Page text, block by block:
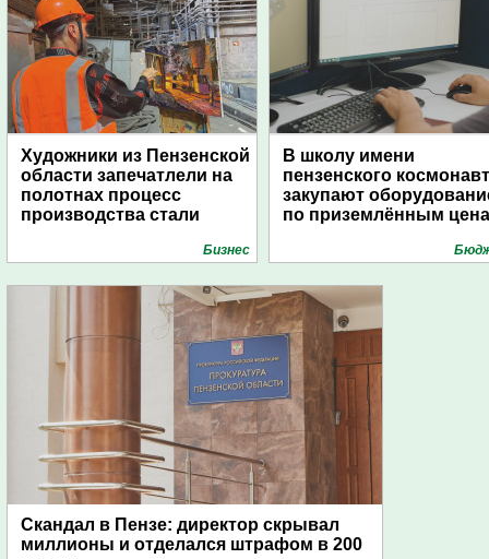
Художники из Пензенской
области запечатлели на
полотнах процесс
производства стали
Бизнес
В школу имени
пензенского
закупают
по приземлённым
Скандал в Пензе: директор скрывал
миллионы и отделался штрафом в 200